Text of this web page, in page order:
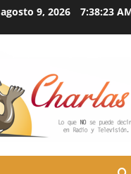
agosto 9, 2026 7:38:24